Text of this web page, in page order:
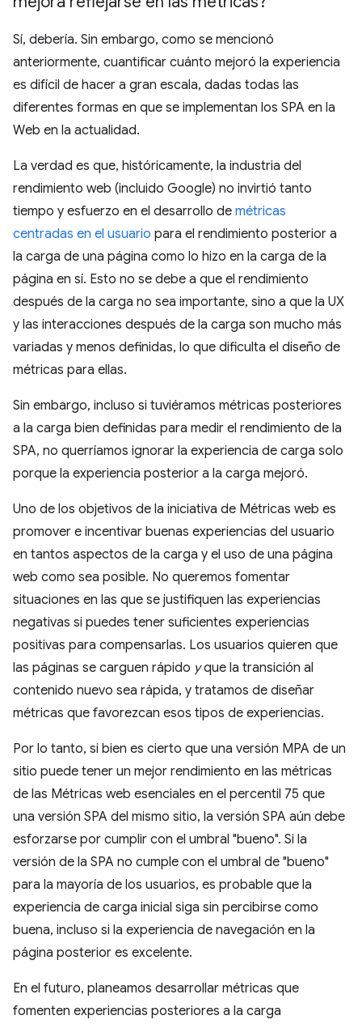
Sí, debería. Sin embargo, como se mencionó
anteriormente, cuantificar cuánto mejoró la experiencia
es difícil de hacer a gran escala, dadas todas las
diferentes formas en que se implementan los SPA en la
Web en la actualidad.
La verdad es que, históricamente, la industria del
rendimiento web (incluido Google) no invirtió tanto
tiempo y esfuerzo en el desarrollo de métricas
centradas en el usuario para el rendimiento posterior a
la carga de una página como lo hizo en la carga de la
página en sí. Esto no se debe a que el rendimiento
después de la carga no sea importante, sino a que la UX
y las interacciones después de la carga son mucho más
variadas y menos definidas, lo que dificulta el diseño de
métricas para ellas.
Sin embargo, incluso si tuviéramos métricas posteriores
a la carga bien definidas para medir el rendimiento de la
SPA, no querríamos ignorar la experiencia de carga solo
porque la experiencia posterior a la carga mejoró.
Uno de los objetivos de la iniciativa de Métricas web es
promover e incentivar buenas experiencias del usuario
en tantos aspectos de la carga y el uso de una página
web como sea posible. No queremos fomentar
situaciones en las que se justifiquen las experiencias
negativas si puedes tener suficientes experiencias
positivas para compensarlas. Los usuarios quieren que
las páginas se carguen rápido yque la transición al
contenido nuevo sea rápida, y tratamos de diseñar
métricas que favorezcan esos tipos de experiencias.
Por lo tanto, si bien es cierto que una versión MPA de un
sitio puede tener un mejor rendimiento en las métricas
de las Métricas web esenciales en el percentil 75 que
una versión SPA del mismo sitio, la versión SPA aún debe
esforzarse por cumplir con el umbral "bueno". Si la
versión de la SPA no cumple con el umbral de "bueno"
para la mayoría de los usuarios, es probable que la
experiencia de carga inicial siga sin percibirse como
buena, incluso si la experiencia de navegación en la
página posterior es excelente.
En el futuro, planeamos desarrollar métricas que
fomenten experiencias posteriores a la carga